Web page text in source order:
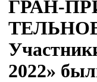
ГРАН-
2022»